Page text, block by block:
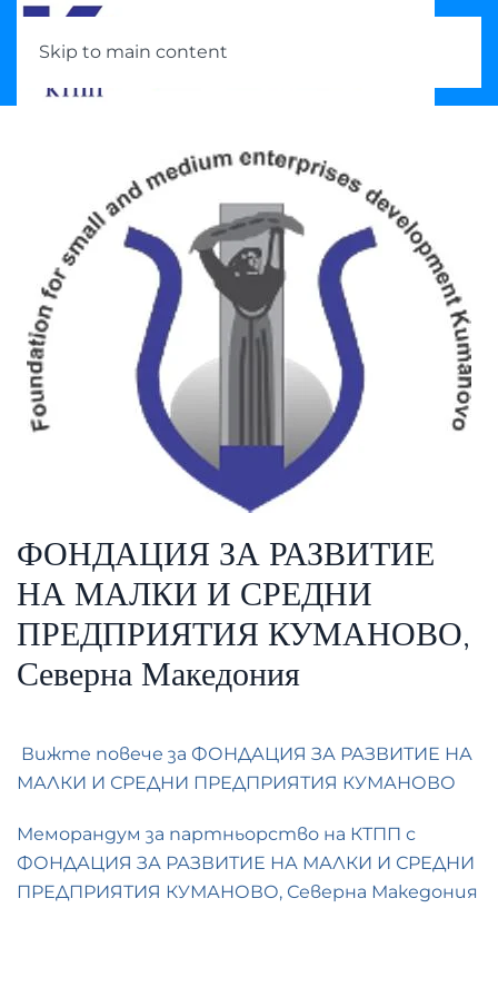
Skip to main content
ФОНДАЦИЯ ЗА РАЗВИТИЕ
НА МАЛКИ И СРЕДНИ
ПРЕДПРИЯТИЯ КУМАНОВО,
Северна Македония
Вижте повече за ФОНДАЦИЯ ЗА РАЗВИТИЕ НА
МАЛКИ И СРЕДНИ ПРЕДПРИЯТИЯ КУМАНОВО
Меморандум за партньорство на КТПП с
ФОНДАЦИЯ ЗА РАЗВИТИЕ НА МАЛКИ И СРЕДНИ
ПРЕДПРИЯТИЯ КУМАНОВО, Северна Македония